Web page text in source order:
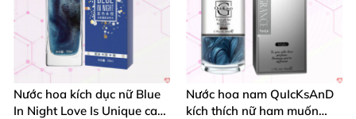
Nước hoa kích dục nữ Blue
In Night Love Is Unique cao
Nước hoa nam QuIcKsAnD
kích thích nữ ham muốn